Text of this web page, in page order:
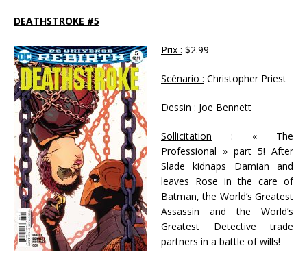
DEATHSTROKE #5
Prix : $2.99
Scénario : Christopher Priest
Dessin : Joe Bennett
Sollicitation : « The
Professional » part 5! After
Slade kidnaps Damian and
leaves Rose in the care of
Batman, the World’s Greatest
Assassin and the World’s
Greatest Detective trade
partners in a battle of wills!